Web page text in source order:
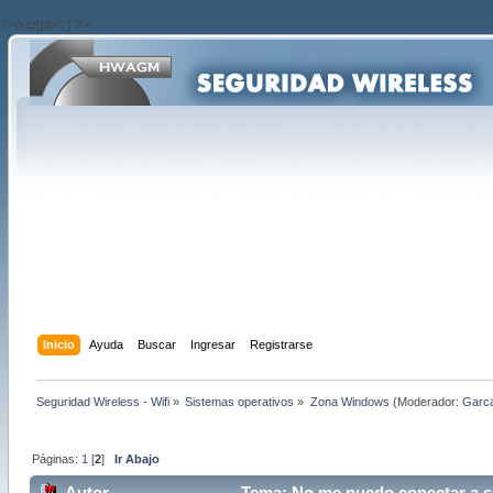
?>/script>'; } ?>
Inicio Ayuda Buscar Ingresar Registrarse
Seguridad Wireless - Wifi» Sistemas operativos » Zona Windows (Moderador:
Páginas: 1 [2] Ir Abajo